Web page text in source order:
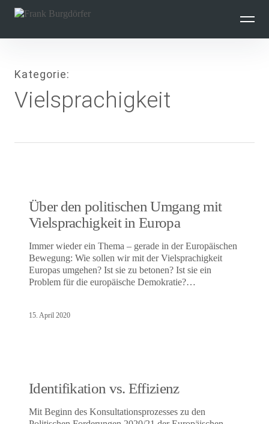
überspringen
Kategorie
Vielsprachigkeit
Über den politischen Umgang mit
Vielsprachigkeit in Europa
Immer wieder ein Thema – gerade in der Europäischen
Bewegung: Wie sollen wir mit der Vielsprachigkeit
Europas umgehen? Ist sie zu betonen? Ist sie ein
Problem für die europäische Demokratie?…
15. April 2020
Identifikation vs. Effizienz
Mit Beginn des Konsultationsprozesses zu den